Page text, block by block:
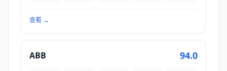
查看 →
ABB 94.0